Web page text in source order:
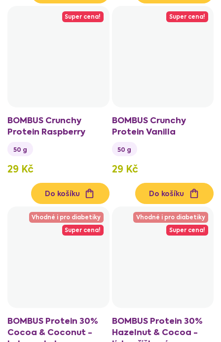
Super cena!
BOMBUS Crunchy
Protein Raspberry
50 g
29 Kč
Do košíku
Super cena!
BOMBUS Crunchy
Protein Vanilla
50 g
29 Kč
Do košíku
Vhodné i pro diabetiky
Super cena!
BOMBUS Protein 30%
Cocoa & Coconut -
Vhodné i pro diabetiky
Super cena!
BOMBUS Protein 30%
Hazelnut & Cocoa -